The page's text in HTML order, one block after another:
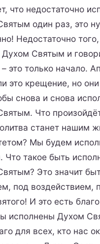
что недостаточно
один раз, это
Недостаточно
Святым и
это только начало.
это крещение, но
снова и снова
Что
станет нашим
Мы будем
Что такое быть
Это значит
под воздействием,
И это есть
исполнены Духом
для всех, кто нас